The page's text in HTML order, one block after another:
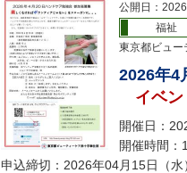
公開日：
福祉
東京都ビュー
2026年4
イベン
開催日：
開催時間：
申込締切：2026年04月15日（水